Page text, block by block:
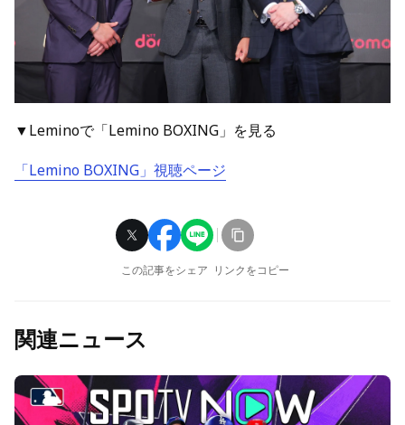
▼Leminoで「Lemino BOXING」を見る
「Lemino BOXING」視聴ページ
この記事をシェア リンクをコピー
関連ニュース